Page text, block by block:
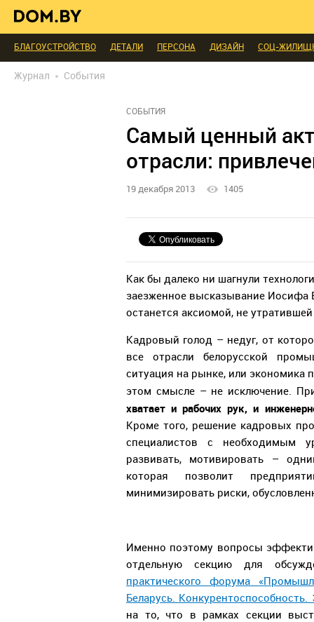
ИНТЕРЬЕР КАК НА КАРТИНКЕ
БЛАГОУСТРОЙСТВО
ДЕТАЛИ ПЕРСОНА ДИЗАЙН
СОЦ-
Журнал События
СОБЫТИЯ
Самый ценный
отрасли:
19 декабря 2013 1405
Как бы далеко ни шагнули
заезженное высказывание Иосифа
останется аксиомой, не
Кадровый голод – недуг, от
все отрасли белорусской
ситуация на рынке, или экономика
этом смысле – не исключение.
хватает и рабочих рук, и
Кроме того, решение кадровых
специалистов с необходимым
развивать, мотивировать –
которая позволит
минимизировать риски,
Именно поэтому вопросы
отдельную секцию для
практического форума
Беларусь.
на то, что в рамках секции